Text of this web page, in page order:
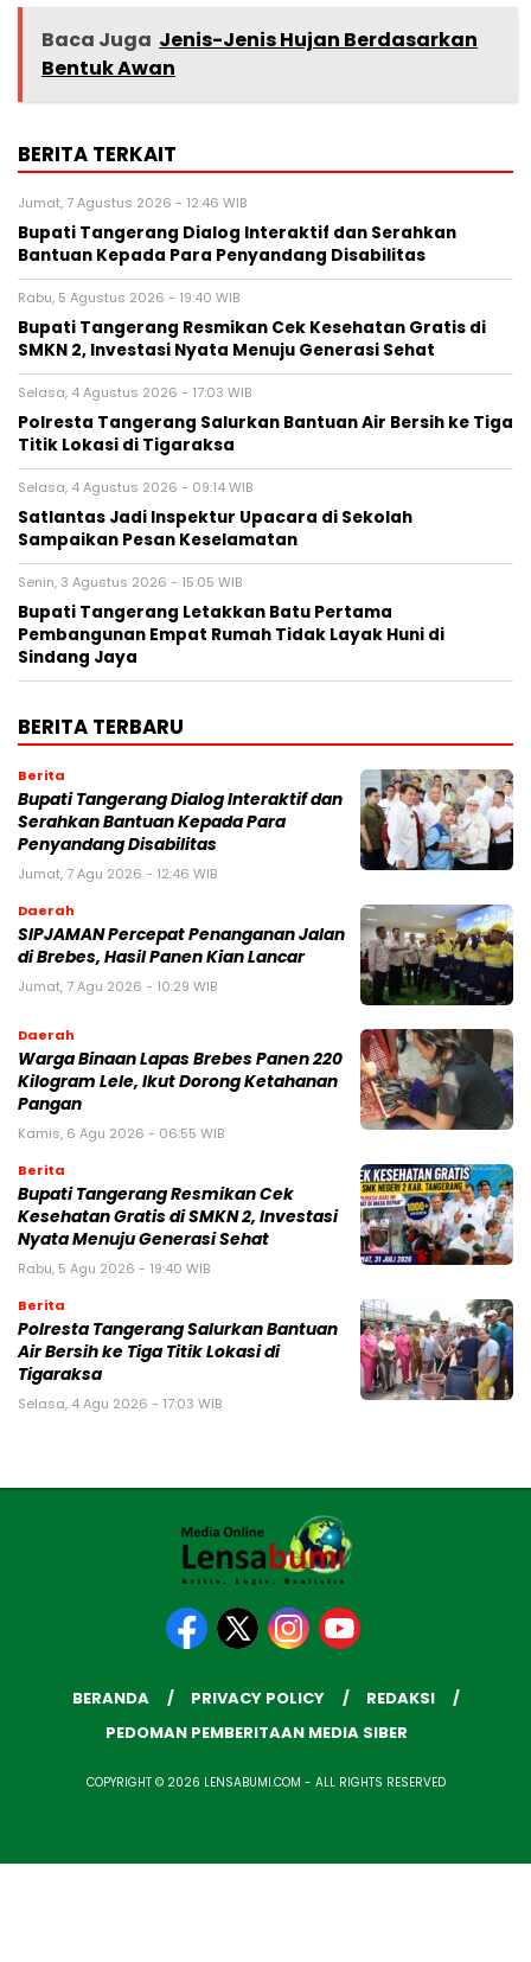
Baca Juga Jenis-Jenis Hujan Berdasarkan
Bentuk Awan
BERITA TERKAIT
Jumat, 7 Agustus 2026 - 12:46 WIB
Bupati Tangerang Dialog Interaktif dan Serahkan
Bantuan Kepada Para Penyandang Disabilitas
Rabu, 5 Agustus 2026 - 19:40 WIB
‎Bupati Tangerang Resmikan Cek Kesehatan Gratis di
SMKN 2, Investasi Nyata Menuju Generasi Sehat
Selasa, 4 Agustus 2026 - 17:03 WIB
Polresta Tangerang Salurkan Bantuan Air Bersih ke Tiga
Titik Lokasi di Tigaraksa
Selasa, 4 Agustus 2026 - 09:14 WIB
Satlantas Jadi Inspektur Upacara di Sekolah
Sampaikan Pesan Keselamatan
Senin, 3 Agustus 2026 - 15:05 WIB
Bupati Tangerang Letakkan Batu Pertama
Pembangunan Empat Rumah Tidak Layak Huni di
Sindang Jaya
BERITA TERBARU
Berita
Bupati Tangerang Dialog Interaktif dan
Serahkan Bantuan Kepada Para
Penyandang Disabilitas
Jumat, 7 Agu 2026 - 12:46 WIB
Daerah
SIPJAMAN Percepat Penanganan Jalan
di Brebes, Hasil Panen Kian Lancar
Jumat, 7 Agu 2026 - 10:29 WIB
Daerah
Warga Binaan Lapas Brebes Panen 220
Kilogram Lele, Ikut Dorong Ketahanan
Pangan
Kamis, 6 Agu 2026 - 06:55 WIB
Berita
‎Bupati Tangerang Resmikan Cek
Kesehatan Gratis di SMKN 2, Investasi
Nyata Menuju Generasi Sehat
Rabu, 5 Agu 2026 - 19:40 WIB
Berita
Polresta Tangerang Salurkan Bantuan
Air Bersih ke Tiga Titik Lokasi di
Tigaraksa
Selasa, 4 Agu 2026 - 17:03 WIB
BERANDA PRIVACY POLICY
REDAKSI
PEDOMAN PEMBERITAAN MEDIA SIBER
COPYRIGHT © 2026 LENSABUMI.COM - ALL RIGHTS RESERVED